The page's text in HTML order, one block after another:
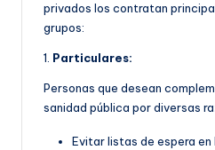
privados los contratan
grupos:
1. Particulares:
Personas que desean
sanidad pública por diversas
Evitar listas de espera en